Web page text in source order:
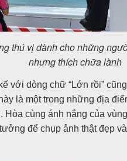
thú vị dành cho những
nhưng thích chữa lành
với dòng chữ “Lớn rồi”
là một trong những địa
. Hòa cùng ánh nắng của
để chụp ảnh thật đẹp